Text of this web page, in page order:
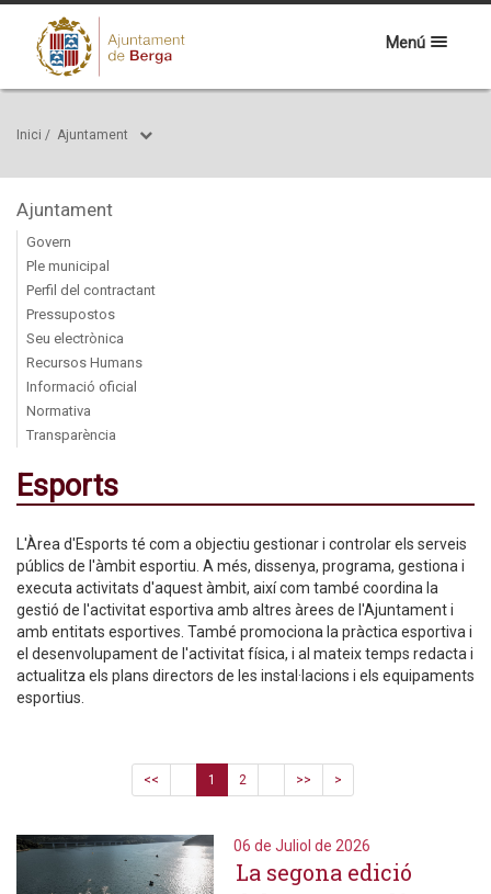
Menú
Inici / Ajuntament
Ajuntament
Govern
Ple municipal
Perfil del contractant
Pressupostos
Seu electrònica
Recursos Humans
Informació oficial
Normativa
Transparència
Esports
L'Àrea d'Esports té com a objectiu gestionar i controlar els serveis
públics de l'àmbit esportiu. A més, dissenya, programa, gestiona i
executa activitats d'aquest àmbit, així com també coordina la
gestió de l'activitat esportiva amb altres àrees de l'Ajuntament i
amb entitats esportives. També promociona la pràctica esportiva i
el desenvolupament de l'activitat física, i al mateix temps redacta i
actualitza els plans directors de les instal·lacions i els equipaments
esportius.
<< 1 2 >> >
06 de Juliol de 2026
La segona edició